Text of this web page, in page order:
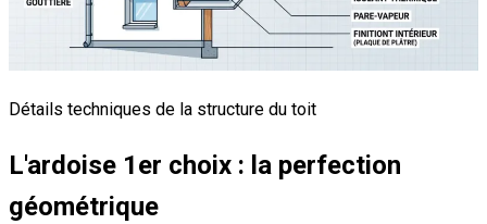
Détails techniques de la structure du toit
L'ardoise 1er choix : la perfection
géométrique